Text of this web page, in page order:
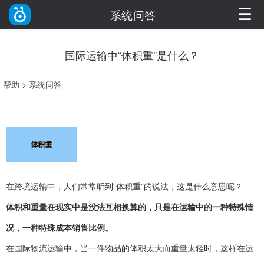
系统问答 ☰
国际运输中“体积重”是什么？
帮助 > 系统问答
在跨境运输中，人们常常听到“体积重”的说法，这是什么意思呢？
体积和重量在现实中是没法互相换算的，只是在运输中的一种特殊情
况，一种特殊成本销售比例。
在国际物流运输中，当一件物品的体积太大而重量太轻时，这样在运